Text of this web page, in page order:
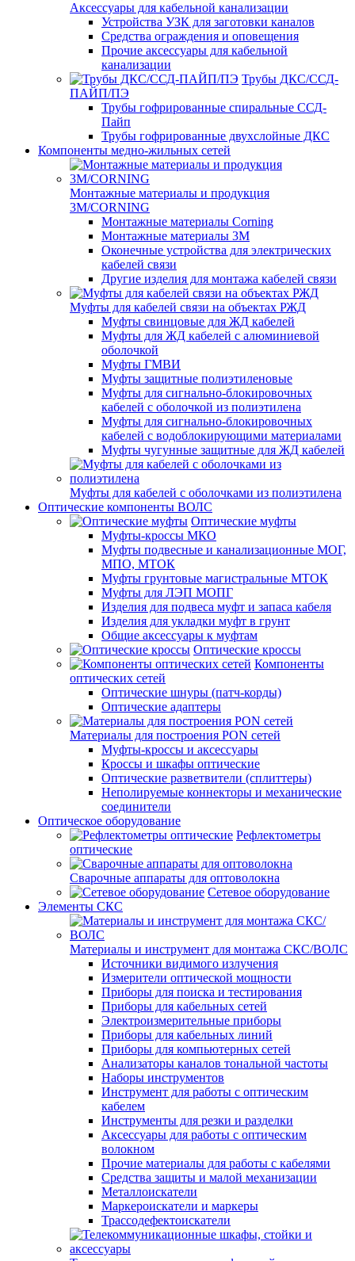
Аксессуары для кабельной канализации
Устройства УЗК для заготовки каналов
Средства ограждения и оповещения
Прочие аксессуары для кабельной
канализации
Трубы ДКС/ССД-
ПАЙП/ПЭ
Трубы гофрированные спиральные ССД-
Пайп
Трубы гофрированные двухслойные ДКС
Компоненты медно-жильных сетей
Монтажные материалы и продукция
3M/CORNING
Монтажные материалы Corning
Монтажные материалы 3M
Оконечные устройства для электрических
кабелей связи
Другие изделия для монтажа кабелей связи
Муфты для кабелей связи на объектах РЖД
Муфты свинцовые для ЖД кабелей
Муфты для ЖД кабелей с алюминиевой
оболочкой
Муфты ГМВИ
Муфты защитные полиэтиленовые
Муфты для сигнально-блокировочных
кабелей с оболочкой из полиэтилена
Муфты для сигнально-блокировочных
кабелей с водоблокирующими материалами
Муфты чугунные защитные для ЖД кабелей
Муфты для кабелей с оболочками из полиэтилена
Оптические компоненты ВОЛС
Оптические муфты
Муфты-кроссы МКО
Муфты подвесные и канализационные МОГ,
МПО, МТОК
Муфты грунтовые магистральные МТОК
Муфты для ЛЭП МОПГ
Изделия для подвеса муфт и запаса кабеля
Изделия для укладки муфт в грунт
Общие аксессуары к муфтам
Оптические кроссы
Компоненты
оптических сетей
Оптические шнуры (патч-корды)
Оптические адаптеры
Материалы для построения PON сетей
Муфты-кроссы и аксессуары
Кроссы и шкафы оптические
Оптические разветвители (сплиттеры)
Неполируемые коннекторы и механические
соединители
Оптическое оборудование
Рефлектометры
оптические
Сварочные аппараты для оптоволокна
Сетевое оборудование
Элементы СКС
Материалы и инструмент для монтажа СКС/ВОЛС
Источники видимого излучения
Измерители оптической мощности
Приборы для поиска и тестирования
Приборы для кабельных сетей
Электроизмерительные приборы
Приборы для кабельных линий
Приборы для компьютерных сетей
Анализаторы каналов тональной частоты
Наборы инструментов
Инструмент для работы с оптическим
кабелем
Инструменты для резки и разделки
Аксессуары для работы с оптическим
волокном
Прочие материалы для работы с кабелями
Средства защиты и малой механизации
Металлоискатели
Маркероискатели и маркеры
Трассодефектоискатели